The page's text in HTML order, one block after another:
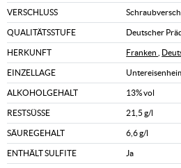
VERSCHLUSS
QUALITÄTSSTUFE Deutscher
HERKUNFT Franken
EINZELLAGE
ALKOHOLGEHALT 13% vol
RESTSÜSSE 21,5 g/l
SÄUREGEHALT 6,6 g/l
ENTHÄLT SULFITE Ja